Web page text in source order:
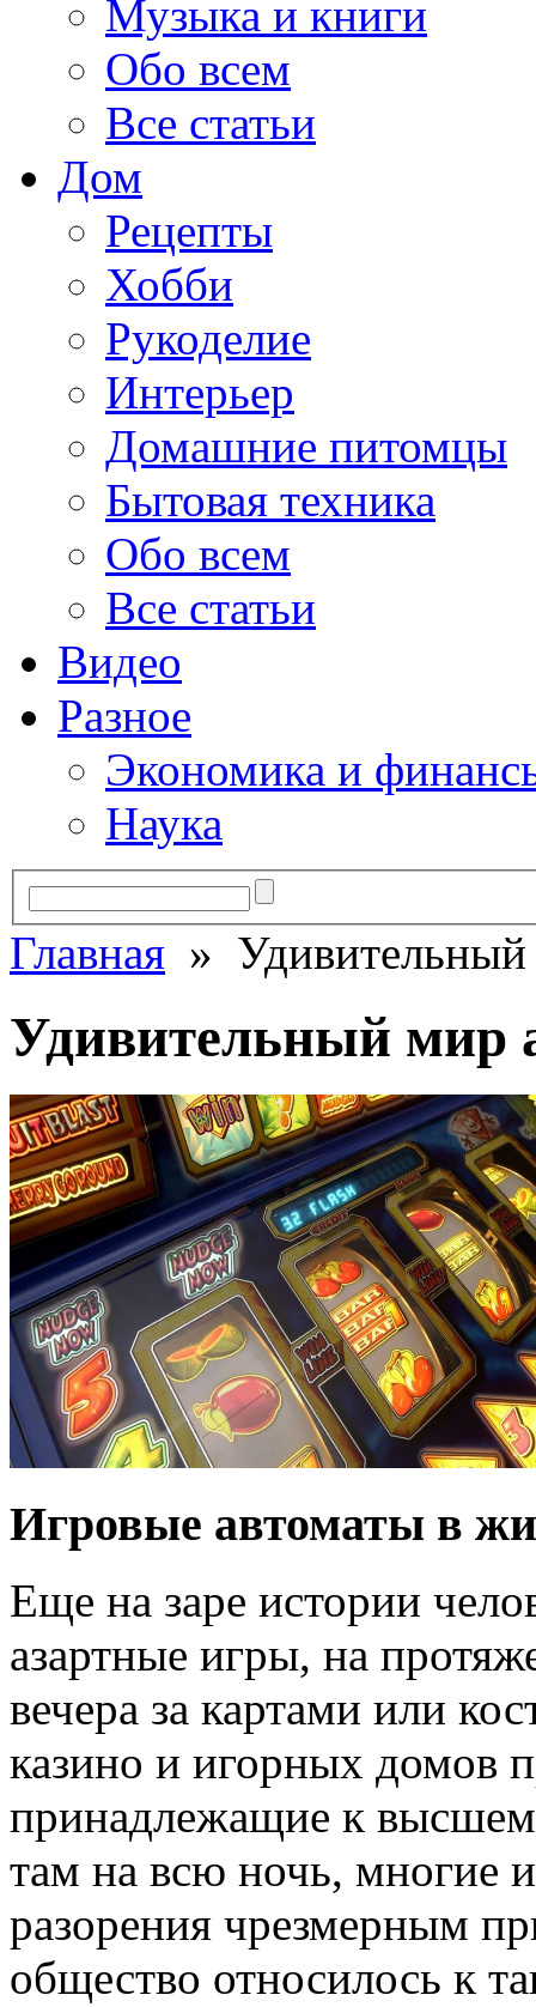
Музыка и книги
Обо всем
Все статьи
Дом
Рецепты
Хобби
Рукоделие
Интерьер
Домашние питомцы
Бытовая техника
Обо всем
Все статьи
Видео
Разное
Экономика и
Наука
Главная » Удивительный
Удивительный мир
Игровые автоматы в
Еще на заре истории
азартные игры, на
вечера за картами или
казино и игорных домов
принадлежащие к
там на всю ночь, многие
разорения чрезмерным
общество относилось к